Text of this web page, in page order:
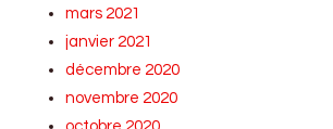
mars 2021
janvier 2021
décembre 2020
novembre 2020